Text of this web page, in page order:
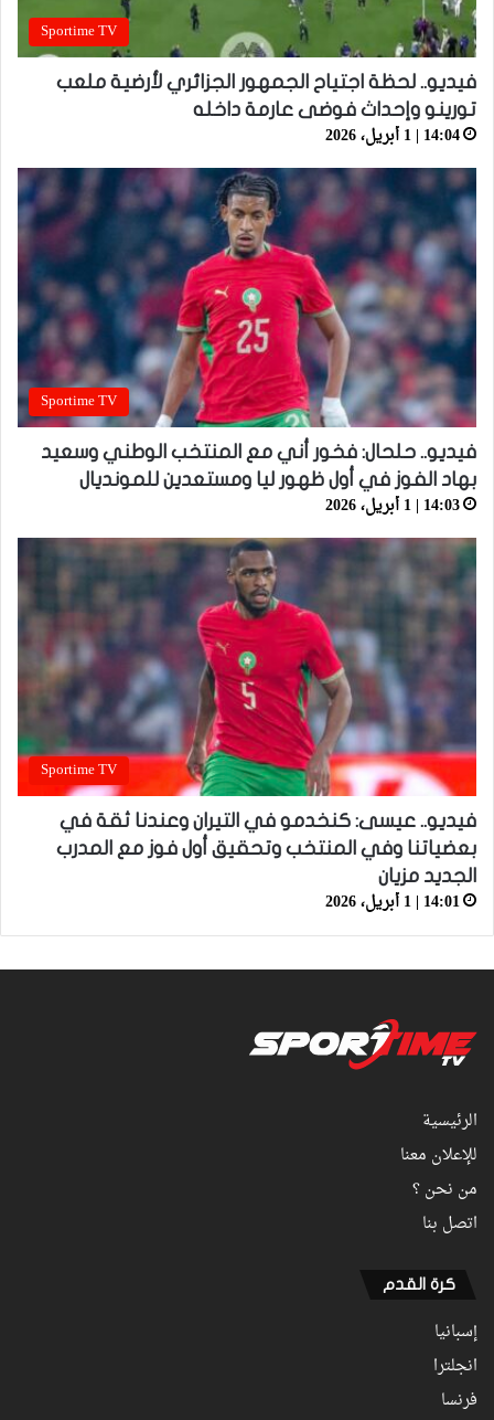
Sportime TV
فيديو.. لحظة اجتياح الجمهور الجزائري لأرضية ملعب
تورينو وإحداث فوضى عارمة داخله
14:04 | 1 أبريل، 2026
Sportime TV
فيديو.. حلحال: فخور أني مع المنتخب الوطني وسعيد
بهاد الفوز في أول ظهور ليا ومستعدين للمونديال
14:03 | 1 أبريل، 2026
Sportime TV
فيديو.. عيسى: كنخدمو في التيران وعندنا ثقة في
بعضياتنا وفي المنتخب وتحقيق أول فوز مع المدرب
الجديد مزيان
14:01 | 1 أبريل، 2026
الرئيسية
للإعلان معنا
من نحن ؟
اتصل بنا
كرة القدم
إسبانيا
انجلترا
فرنسا